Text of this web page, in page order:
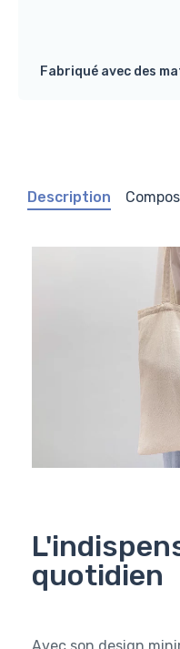
Fabriqué avec des
Description
quotidien